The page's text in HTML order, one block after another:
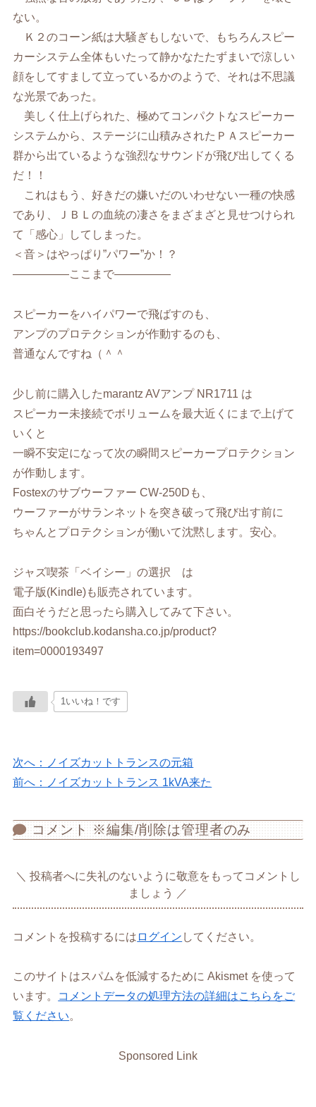
ない。
Ｋ２のコーン紙は大騒ぎもしないで、もちろんスピー
カーシステム全体もいたって静かなたたずまいで涼しい
顔をしてすまして立っているかのようで、それは不思議
な光景であった。
美しく仕上げられた、極めてコンパクトなスピーカー
システムから、ステージに山積みされたＰＡスピーカー
群から出ているような強烈なサウンドが飛び出してくる
だ！！
これはもう、好きだの嫌いだのいわせない一種の快感
であり、ＪＢＬの血統の凄さをまざまざと見せつけられ
て「感心」してしまった。
＜音＞はやっぱり”パワー”か！？
—————ここまで—————
スピーカーをハイパワーで飛ばすのも、
アンプのプロテクションが作動するのも、
普通なんですね（＾＾
少し前に購入したmarantz AVアンプ NR1711 は
スピーカー未接続でボリュームを最大近くにまで上げて
いくと
一瞬不安定になって次の瞬間スピーカープロテクション
が作動します。
Fostexのサブウーファー CW-250Dも、
ウーファーがサランネットを突き破って飛び出す前に
ちゃんとプロテクションが働いて沈黙します。安心。
ジャズ喫茶「ベイシー」の選択 は
電子版(Kindle)も販売されています。
面白そうだと思ったら購入してみて下さい。
https://bookclub.kodansha.co.jp/product?
item=0000193497
1いいね！です
次へ：ノイズカットトランスの元箱
前へ：ノイズカットトランス 1kVA来た
コメント ※編集/削除は管理者のみ
投稿者へに失礼のないように敬意をもってコメントし
ましょう
コメントを投稿するには ログイン してください。
このサイトはスパムを低減するために Akismet を使って
います。
コメントデータの処理方法の詳細はこちらをご
覧ください。
Sponsored Link